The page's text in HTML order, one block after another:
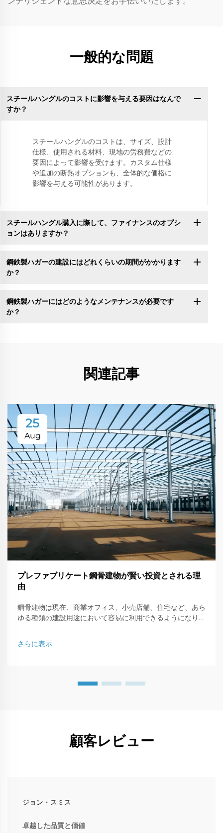
一般的な問題
スチールハングルのコストに影響を与える要因はなんで
すか？
スチールハングルのコストは、サイズ、設計
仕様、使用される材料、現地の労務費などの
要因によって影響を受けます。カスタム仕様
や追加の断熱オプションも、全体的な価格に
影響を与える可能性があります。
スチールハングル購入に際して、ファイナンスのオプシ
ョンはありますか？
鋼鉄製ハガーの建設にはどれくらいの期間がかかります
か？
鋼鉄製ハガーにはどのようなメンテナンスが必要です
か？
関連記事
25
Aug
プレファブリケート鋼骨建物が賢い投資とされる理
由
鋼骨建物は現在、商業オフィス、小売店舗、住宅など、あら
ゆる種類の建設用途において容易に利用できるようになりま
ス投資なのか、その理由について説明します。
さらに表示
顧客レビュー
ジョン・スミス
卓越した品質と価値